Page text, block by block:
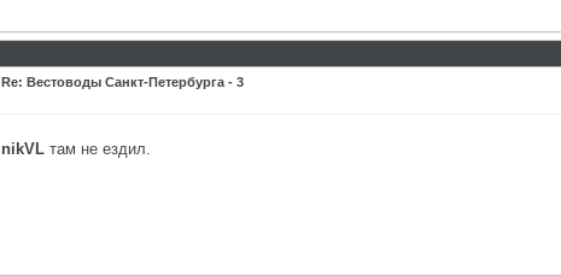
Re: Вестоводы Санкт-Петербурга - 3
nikVL там не ездил.